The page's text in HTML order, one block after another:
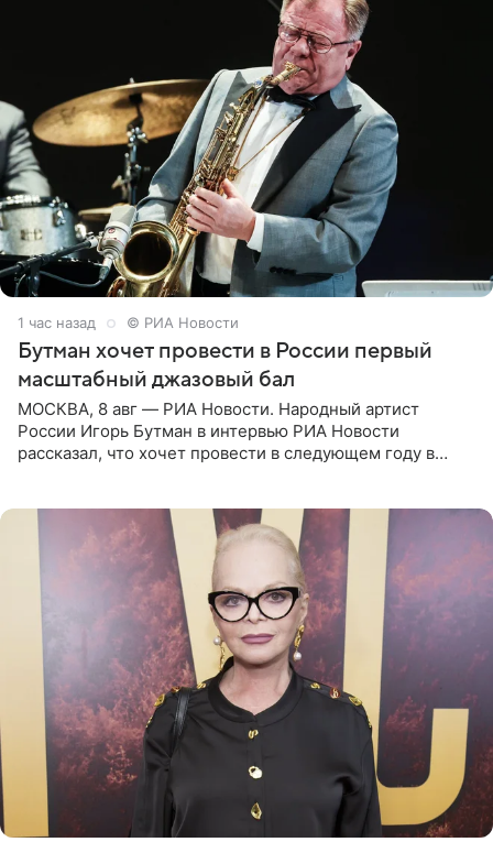
1 час назад © РИА Новости
Бутман хочет провести в России первый
масштабный джазовый бал
МОСКВА, 8 авг — РИА Новости. Народный артист
России Игорь Бутман в интервью РИА Новости
рассказал, что хочет провести в следующем году в